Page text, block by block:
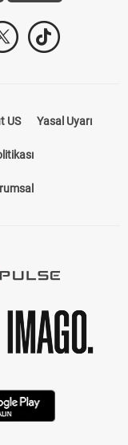
US Yasal Uyarı